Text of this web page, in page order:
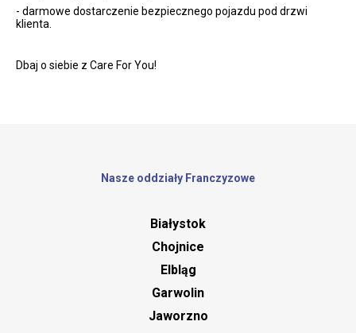
- darmowe dostarczenie bezpiecznego pojazdu pod drzwi
klienta.
Dbaj o siebie z Care For You!
Nasze oddziały Franczyzowe
Białystok
Chojnice
Elbląg
Garwolin
Jaworzno